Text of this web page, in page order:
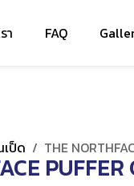
า FAQ
เป็ด / THE
PUFFER